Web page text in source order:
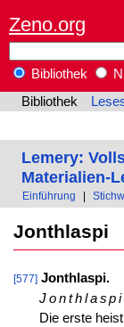
Zeno.org
Bibliothek
Bibliothek
Lemery:
Materialien-
Einführung
Jonthlaspi
[577] Jonthlaspi.
Jonthlaspi
Die erste heist